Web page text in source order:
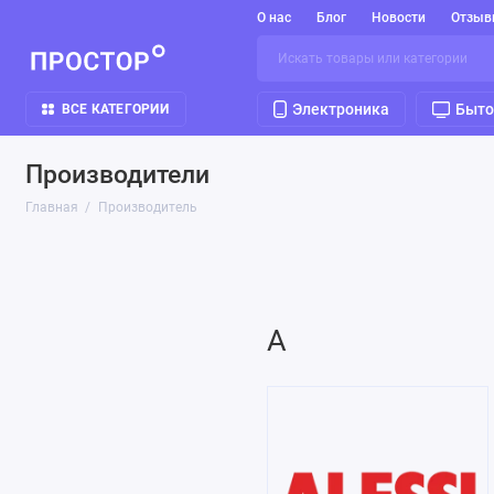
О нас Блог Новости
ВСЕ КАТЕГОРИИ Электроника
Производители
Главная Производитель
A